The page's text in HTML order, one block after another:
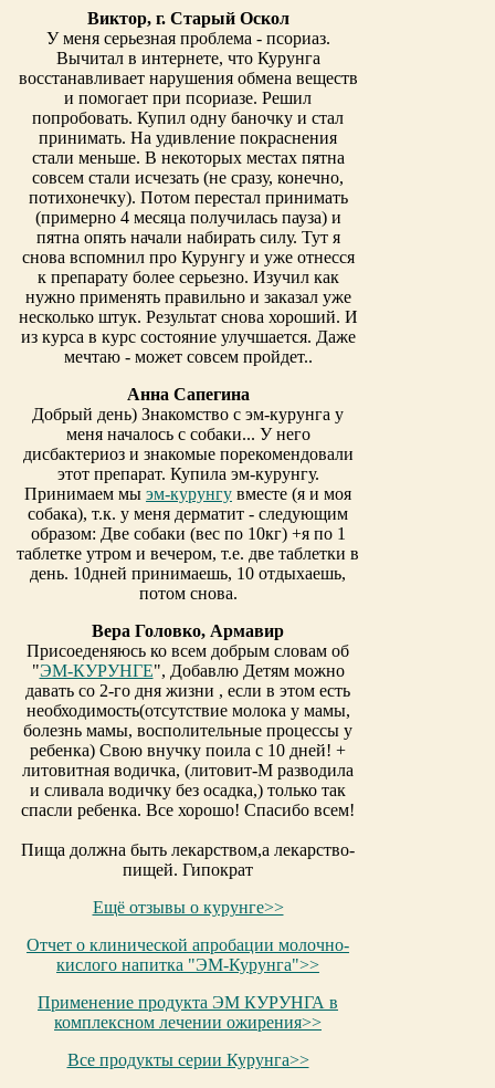
Виктор, г. Старый Оскол
У меня серьезная проблема - псориаз.
Вычитал в интернете, что Курунга
восстанавливает нарушения обмена веществ
и помогает при псориазе. Решил
попробовать. Купил одну баночку и стал
принимать. На удивление покраснения
стали меньше. В некоторых местах пятна
совсем стали исчезать (не сразу, конечно,
потихонечку). Потом перестал принимать
(примерно 4 месяца получилась пауза) и
пятна опять начали набирать силу. Тут я
снова вспомнил про Курунгу и уже отнесся
к препарату более серьезно. Изучил как
нужно применять правильно и заказал уже
несколько штук. Результат снова хороший. И
из курса в курс состояние улучшается. Даже
мечтаю - может совсем пройдет..
Анна Сапегина
Добрый день) Знакомство с эм-курунга у
меня началось с собаки... У него
дисбактериоз и знакомые порекомендовали
этот препарат. Купила эм-курунгу.
Принимаем мы эм-курунгу вместе (я и моя
собака), т.к. у меня дерматит - следующим
образом: Две собаки (вес по 10кг) +я по 1
таблетке утром и вечером, т.е. две таблетки в
день. 10дней принимаешь, 10 отдыхаешь,
потом снова.
Вера Головко, Армавир
Присоеденяюсь ко всем добрым словам об
"ЭМ-КУРУНГЕ", Добавлю Детям можно
давать со 2-го дня жизни , если в этом есть
необходимость(отсутствие молока у мамы,
болезнь мамы, восполительные процессы у
ребенка) Свою внучку поила с 10 дней! +
литовитная водичка, (литовит-М разводила
и сливала водичку без осадка,) только так
спасли ребенка. Все хорошо! Спасибо всем!
Пища должна быть лекарством,а лекарство-
пищей. Гипократ
Ещё отзывы о курунге>>
Отчет о клинической апробации молочно-
кислого напитка "ЭМ-Курунга">>
Применение продукта ЭМ КУРУНГА в
комплексном лечении ожирения>>
Все продукты серии Курунга>>